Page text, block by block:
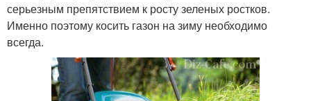
серьезным препятствием к росту зеленых ростков.
Именно поэтому косить газон на зиму необходимо
всегда.